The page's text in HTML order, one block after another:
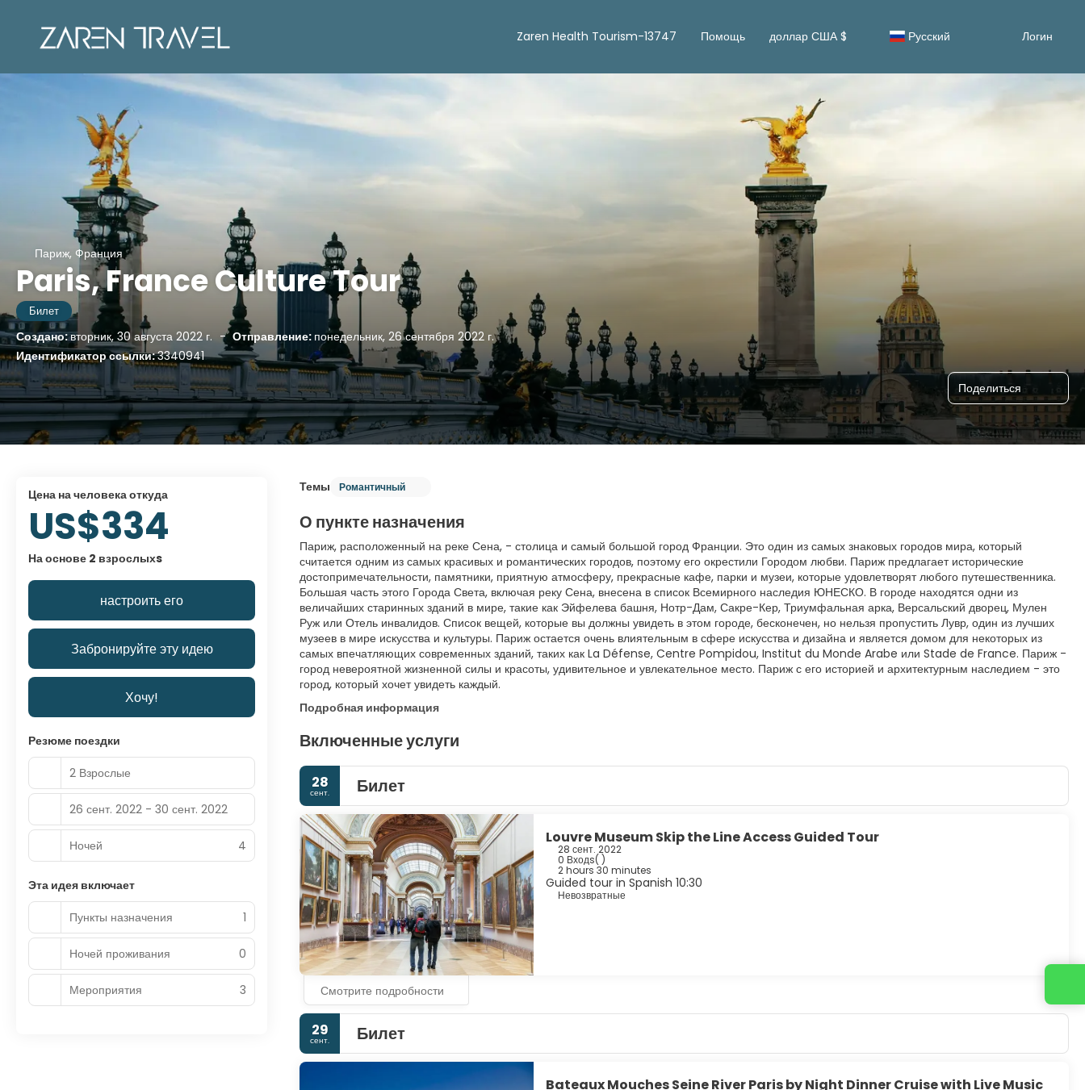
Zaren Health Tourism-13747 Помощь доллар США $ Русский Логин
Париж, Франция
Paris, France Culture Tour
Билет
Создано:вторник, 30 августа 2022 г. - Отправление: понедельник, 26 сентября 2022 г.
Идентификатор ссылки:3340941
Поделиться
Темы Романтичный
О пункте назначения
Париж, расположенный на реке Сена, - столица и самый большой город Франции. Это один из самых знаковых городов мира, который
считается одним из самых красивых и романтических городов, поэтому его окрестили Городом любви. Париж предлагает исторические
достопримечательности, памятники, приятную атмосферу, прекрасные кафе, парки и музеи, которые удовлетворят любого путешественника.
Большая часть этого Города Света, включая реку Сена, внесена в список Всемирного наследия ЮНЕСКО. В городе находятся одни из
величайших старинных зданий в мире, такие как Эйфелева башня, Нотр-Дам, Сакре-Кер, Триумфальная арка, Версальский дворец, Мулен
Руж или Отель инвалидов. Список вещей, которые вы должны увидеть в этом городе, бесконечен, но нельзя пропустить Лувр, один из лучших
музеев в мире искусства и культуры. Париж остается очень влиятельным в сфере искусства и дизайна и является домом для некоторых из
самых впечатляющих современных зданий, таких как La Défense, Centre Pompidou, Institut du Monde Arabe или Stade de France. Париж -
город невероятной жизненной силы и красоты, удивительное и увлекательное место. Париж с его историей и архитектурным наследием - это
город, который хочет увидеть каждый.
Подробная информация
Включенные услуги
28
сент. Билет
Louvre Museum Skip the Line Access Guided Tour
28 сент. 2022
0 Входs( )
2 hours 30 minutes
Guided tour in Spanish 10:30
Невозвратные
Смотрите подробности
29
сент. Билет
Bateaux Mouches Seine River Paris by Night Dinner Cruise with Live Music
цена на человека откуда
US$334
На основе 2 взрослыхs
настроить его
Забронируйте эту идею
Хочу!
Резюме поездки
2 Взрослые
26 сент. 2022 - 30 сент. 2022
Ночей 4
Эта идея включает
Пункты назначения
1
Ночей проживания 0
Мероприятия 3